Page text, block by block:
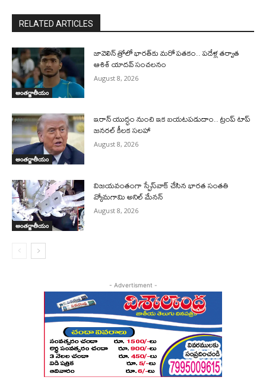
RELATED ARTICLES
అంతర్జాతీయం
జావెలిన్‌ త్రోలో భారత్‌కు మరో పతకం.. పదేళ్ల తర్వాత
ఆశిశ్‌ యాదవ్‌ సంచలనం
August 8, 2026
అంతర్జాతీయం
ఇరాన్‌ యుద్ధం నుంచి ఇక బయటపడుదాం.. ట్రంప్‌ టాప్‌
జనరల్‌ కీలక సలహా
August 8, 2026
అంతర్జాతీయం
విజయవంతంగా స్పేస్‌వాక్‌ చేసిన భారత సంతతి
వ్యోమగామి అనిల్‌ మేనన్
August 8, 2026
- Advertisment -